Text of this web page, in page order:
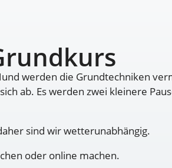
werden die Grundtechniken
ab. Es werden zwei kleinere
sind wir wetterunabhängig.
oder online machen.